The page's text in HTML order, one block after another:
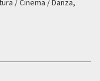
/ Cinema / Danza,